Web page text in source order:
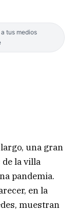
tus medios
una gran
de la villa
pandemia.
en la
muestran